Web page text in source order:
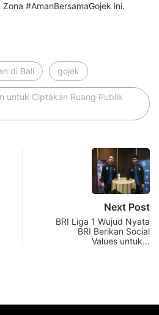
#AmanBersamaGojek ini.
di Bali gojek
untuk Ciptakan Ruang Publik
Next Post
BRI Liga 1 Wujud Nyata
BRI Berikan Social
Values untuk…